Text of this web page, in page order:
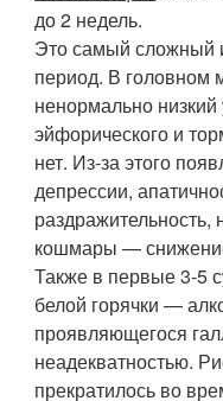
до 2 недель.
Это самый сложный
период. В головном
ненормально
эйфорического и
нет. Из-за этого
депрессии,
кошмары —
Также в первые 3-5
белой горячки —
проявляющегося
неадекватностью.
прекратилось во